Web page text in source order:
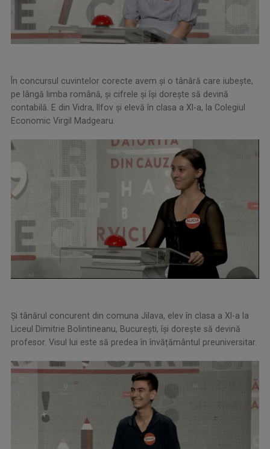
În concursul cuvintelor corecte avem şi o tânără care iubește,
pe lângă limba română, și cifrele și își dorește să devină
contabilă. E din Vidra, Ilfov şi elevă în clasa a XI-a, la Colegiul
Economic Virgil Madgearu.
Şi tânărul concurent din comuna Jilava, elev în clasa a XI-a la
Liceul Dimitrie Bolintineanu, București, îşi dorește să devină
profesor. Visul lui este să predea în învățământul preuniversitar.